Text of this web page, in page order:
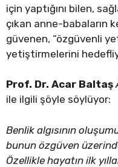
için yaptığını bilen,
çıkan anne-babaların
güvenen, “özgüvenli
yetiştirmelerini
Prof. Dr. Acar Baltaş
ile ilgili şöyle söylüyor:
Benlik algısının
bunun özgüven
Özellikle hayatın ilk